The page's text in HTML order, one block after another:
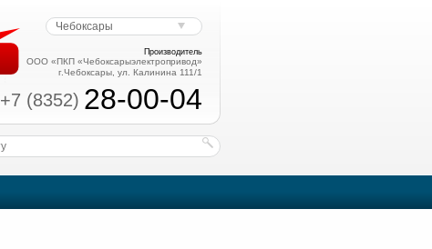
Чебоксары
Производитель
ООО «ПКП «Чебоксарыэлектропривод»
г.Чебоксары, ул. Калинина 111/1
+7 (8352) 28-00-04